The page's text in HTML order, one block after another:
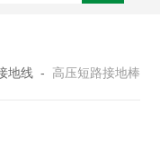
地线 - 高压短路接地棒